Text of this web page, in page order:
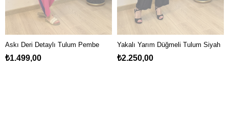
Askı Deri Detaylı Tulum Pembe
₺1.499,00
Yakalı Yarım Düğmeli Tulum Siyah
₺2.250,00